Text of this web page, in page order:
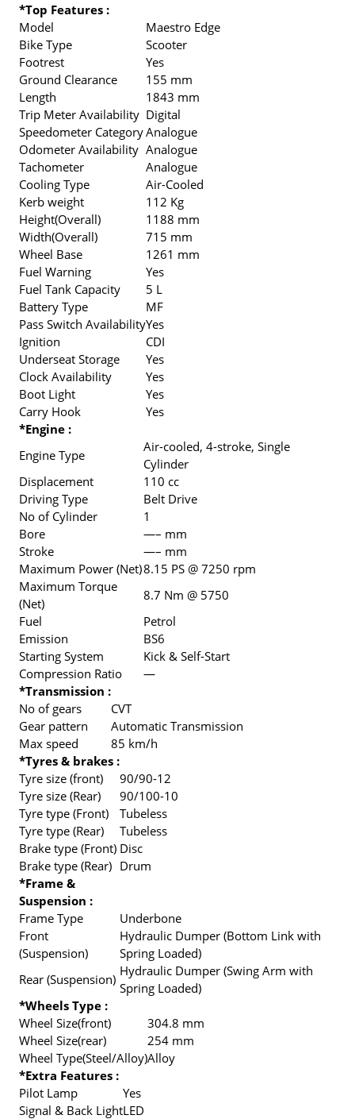
*Top Features :
Model
Maestro Edge
Bike Type
Scooter
Footrest
Yes
Ground Clearance
155 mm
Length
1843 mm
Trip Meter Availability Digital
Speedometer CategoryAnalogue
Odometer Availability Analogue
Tachometer
Analogue
Cooling Type
Air-Cooled
Kerb weight
112 Kg
Height(Overall)
1188 mm
Width(Overall)
715 mm
Wheel Base
1261 mm
Fuel Warning
Yes
Fuel Tank Capacity
5 L
Battery Type
MF
Pass Switch AvailabilityYes
Ignition
CDI
Underseat Storage
Yes
Clock Availability
Yes
Boot Light
Yes
Carry Hook
Yes
*Engine :
Engine Type
Air-cooled, 4-stroke, Single
Cylinder
Displacement
110 cc
Driving Type
Belt Drive
No of Cylinder
1
Bore
—– mm
Stroke
—– mm
Maximum Power (Net)8.15 PS @ 7250 rpm
Maximum Torque
(Net)
8.7 Nm @ 5750
Fuel
Petrol
Emission
BS6
Starting System
Kick & Self-Start
Compression Ratio
—
*Transmission :
No of gears
CVT
Gear pattern
Automatic Transmission
Max speed
85 km/h
*Tyres & brakes :
Tyre size (front)
90/90-12
Tyre size (Rear)
90/100-10
Tyre type (Front)
Tubeless
Tyre type (Rear)
Tubeless
Brake type (Front) Disc
Brake type (Rear) Drum
*Frame &
Suspension :
Frame Type
Underbone
Front
(Suspension)
Hydraulic Dumper (Bottom Link with
Spring Loaded)
Rear (Suspension)
Hydraulic Dumper (Swing Arm with
Spring Loaded)
*Wheels Type :
Wheel Size(front)
304.8 mm
Wheel Size(rear)
254 mm
Wheel Type(Steel/Alloy)Alloy
*Extra Features :
Pilot Lamp
Yes
Signal & Back LightLED